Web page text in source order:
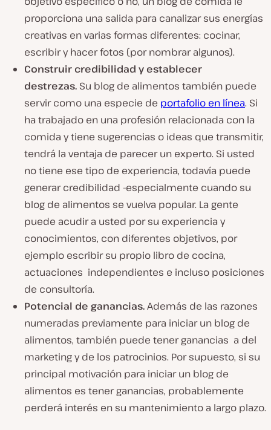
proporciona una salida para canalizar sus energías
creativas en varias formas diferentes: cocinar,
escribir y hacer fotos (por nombrar algunos).
Construir credibilidad y establecer
destrezas. Su blog de alimentos también puede
servir como una especie de portafolio en línea. Si
ha trabajado en una profesión relacionada con la
comida y tiene sugerencias o ideas que transmitir,
tendrá la ventaja de parecer un experto. Si usted
notiene ese tipo de experiencia, todavía puede
generar credibilidad -especialmente cuando su
blog de alimentos se vuelva popular. La gente
puede acudir a usted por su experiencia y
conocimientos, con diferentes objetivos, por
ejemplo escribir su propio libro de cocina,
actuaciones independientes e incluso posiciones
de consultoría.
Potencial de ganancias.Además de las razones
numeradas previamente para iniciar un blog de
alimentos, también puede tener ganancias a del
marketing y de los patrocinios. Por supuesto, si su
principal motivación para iniciar un blog de
alimentos es tener ganancias, probablemente
perderá interés en su mantenimiento a largo plazo.